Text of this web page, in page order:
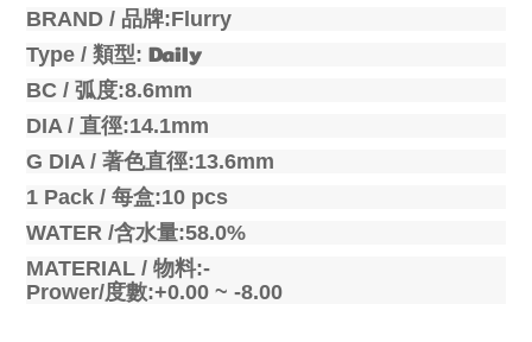
BRAND / 品牌:Flurry
Type / 類型: Daily
BC / 弧度:8.6mm
DIA / 直徑:14.1mm
G DIA / 著色直徑:13.6mm
1 Pack / 每盒:10 pcs
WATER /含水量:58.0%
MATERIAL / 物料:-
Prower/度數:+0.00 ~ -8.00